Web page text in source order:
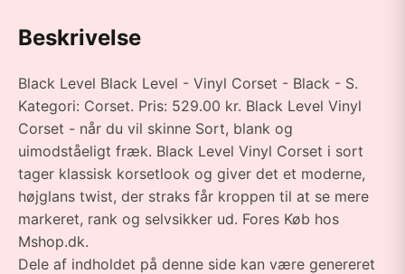
Beskrivelse
Black Level Black Level - Vinyl Corset - Black - S.
Kategori: Corset. Pris: 529.00 kr. Black Level Vinyl
Corset - når du vil skinne Sort, blank og
uimodståeligt fræk. Black Level Vinyl Corset i sort
tager klassisk korsetlook og giver det et moderne,
højglans twist, der straks får kroppen til at se mere
markeret, rank og selvsikker ud. Fores Køb hos
Mshop.dk.
Dele af indholdet på denne side kan være genereret